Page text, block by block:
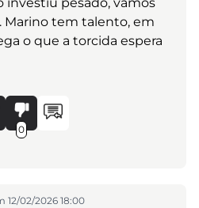
Marino tem talento, em
o que a torcida espera
0
12/02/2026 18:00